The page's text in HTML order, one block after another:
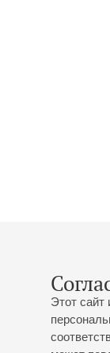
Этот сайт